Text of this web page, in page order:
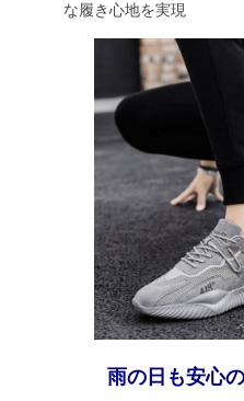
な履き心地を実現
雨の日も安心